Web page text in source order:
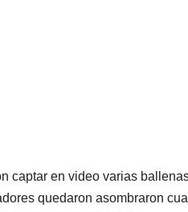
captar en video varias
quedaron asombraron